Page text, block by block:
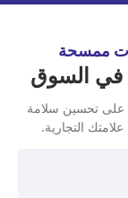
في السوق
على تحسين سلامة
التجارية.